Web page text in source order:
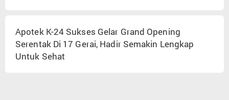
Apotek K-24 Sukses Gelar Grand Opening
Serentak Di 17 Gerai, Hadir Semakin Lengkap
Untuk Sehat